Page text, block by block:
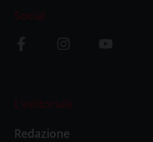
Social
L’editoriale
Redazione